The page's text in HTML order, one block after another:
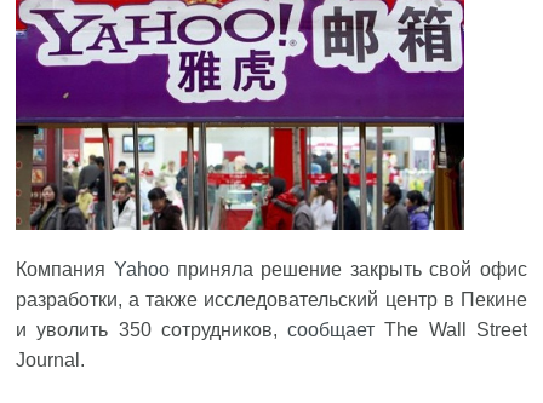
Компания Yahooприняла решение закрыть свой офис
разработки, а также исследовательский центр в Пекине
и уволить 350 сотрудников,сообщает The Wall Street
Journal.